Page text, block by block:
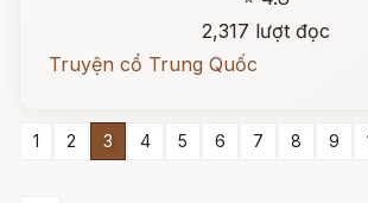
2,317 lượt đọc
Truyện cổ Trung Quốc
1 2 3 4 5 6 7 8 9